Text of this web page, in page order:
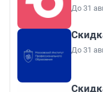
До 31
До 31